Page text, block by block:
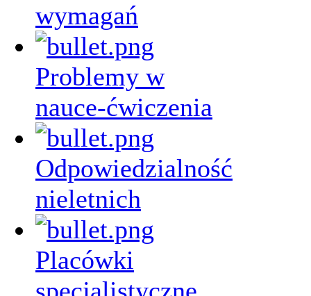
wymagań
Problemy w
nauce-ćwiczenia
Odpowiedzialność
nieletnich
Placówki